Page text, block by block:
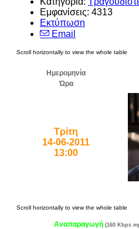
Εμφανίσεις: 4313
Εκτύπωση
Email
Ημερομηνία
Ώρα
Τρίτη
14-06-2011
13:00
Αναπαραγωγή (160 Kbps